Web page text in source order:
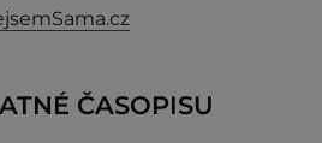
ČASOPISU